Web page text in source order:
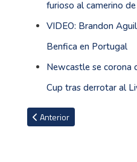
furioso al camerino
VIDEO: Brandon
Benfica en Portugal
Newcastle se corona
Cup tras derrotar al
Artículo anterior: Banda
Anterior